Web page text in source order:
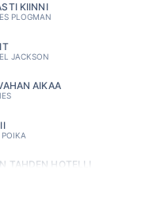
KIINNI
PLOGMAN
JACKSON
AIKAA
TAHDEN HOTELLI